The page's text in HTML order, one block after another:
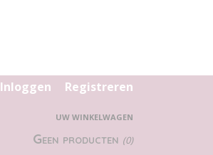
Inloggen Registreren
UW WINKELWAGEN
Geen producten (0)